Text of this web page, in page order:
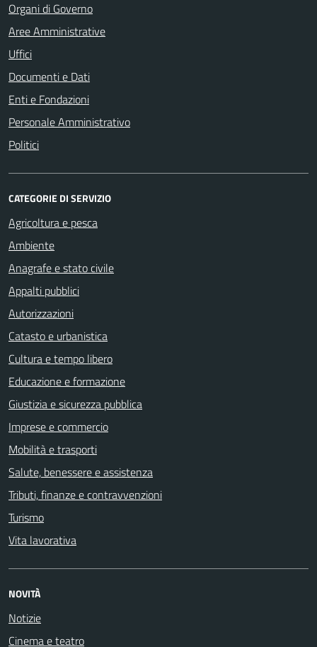
Organi di Governo
Aree Amministrative
Uffici
Documenti e Dati
Enti e Fondazioni
Personale Amministrativo
Politici
CATEGORIE DI SERVIZIO
Agricoltura e pesca
Ambiente
Anagrafe e stato civile
Appalti pubblici
Autorizzazioni
Catasto e urbanistica
Cultura e tempo libero
Educazione e formazione
Giustizia e sicurezza pubblica
Imprese e commercio
Mobilità e trasporti
Salute, benessere e assistenza
Tributi, finanze e contravvenzioni
Turismo
Vita lavorativa
NOVITÀ
Notizie
Cinema e teatro